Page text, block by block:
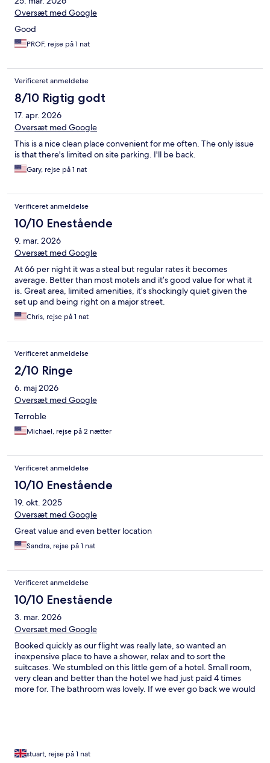
Oversæt med Google
Good
PROF, rejse på 1 nat
Verificeret anmeldelse
8/10 Rigtig godt
17. apr. 2026
Oversæt med Google
This is a nice clean place convenient for me often. The only issue
is that there's limited on site parking. I'll be back.
Gary, rejse på 1 nat
Verificeret anmeldelse
10/10 Enestående
9. mar. 2026
Oversæt med Google
At 66 per night it was a steal but regular rates it becomes
average. Better than most motels and it’s good value for what it
is. Great area, limited amenities, it’s shockingly quiet given the
set up and being right on a major street.
Chris, rejse på 1 nat
Verificeret anmeldelse
2/10 Ringe
6. maj 2026
Oversæt med Google
Terroble
Michael, rejse på 2 nætter
Verificeret anmeldelse
10/10 Enestående
19. okt. 2025
Oversæt med Google
Great value and even better location
Sandra, rejse på 1 nat
Verificeret anmeldelse
10/10 Enestående
3. mar. 2026
Oversæt med Google
Booked quickly as our flight was really late, so wanted an
inexpensive place to have a shower, relax and to sort the
suitcases. We stumbled on this little gem of a hotel. Small room,
very clean and better than the hotel we had just paid 4 times
more for. The bathroom was lovely. If we ever go back we would
stuart, rejse på 1 nat